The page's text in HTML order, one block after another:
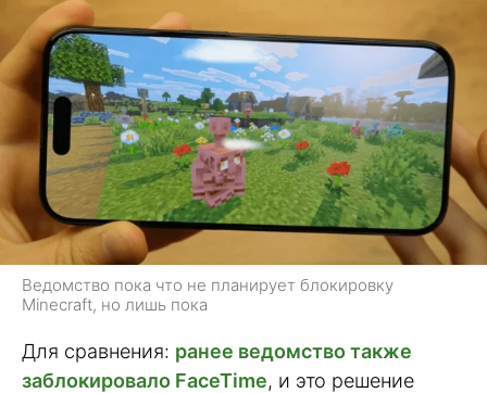
Ведомство пока что не планирует блокировку
Minecraft, но лишь пока
Для сравнения: ранее ведомство также
заблокировало FaceTime, и это решение